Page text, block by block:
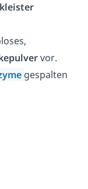
vor.
gespalten